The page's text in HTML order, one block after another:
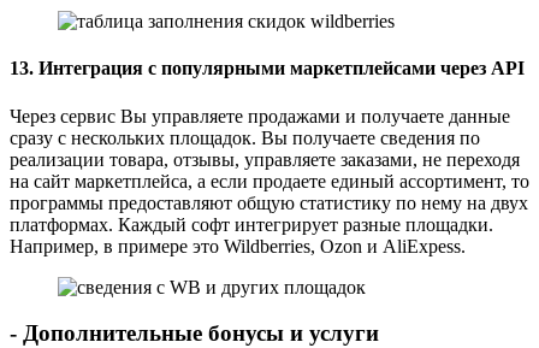
13. Интеграция с популярными маркетплейсами через API
Через сервис Вы управляете продажами и получаете данные
сразу с нескольких площадок. Вы получаете сведения по
реализации товара, отзывы, управляете заказами, не переходя
на сайт маркетплейса, а если продаете единый ассортимент, то
программы предоставляют общую статистику по нему на двух
платформах. Каждый софт интегрирует разные площадки.
Например, в примере это Wildberries, Ozon и AliExpess.
- Дополнительные бонусы и услуги